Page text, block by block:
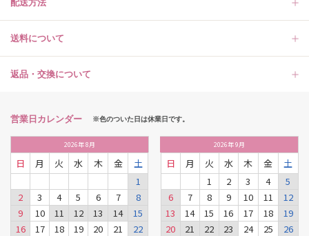
配送方法
送料について
返品・交換について
営業日カレンダー ※色のついた日は休業日です。
2026年8月
日 月 火 水 木 金
土
1
2
3 4 5 6 7
8
9
10 11 12 13 14
15
16
17 18 19 20 21
22
2026年9月
日 月 火 水 木 金
土
1
2 3 4
5
6
7 8 9 10 11
12
13
14 15 16 17 18
19
20
21 22 23 24 25
26